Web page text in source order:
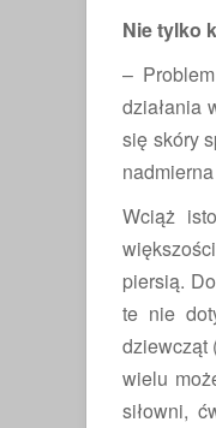
Nie tylko
–
działania
się skóry
Wciąż
piersią.
te nie
dziewcząt
wielu
siłowni,
KOSMETYCZNY